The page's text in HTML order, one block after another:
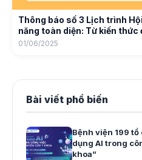
Thông báo số 3 Lịch trình
năng toàn diện: Từ kiến thức
01/06/2025
Bài viết phổ biến
Bệnh viện 199
dụng AI trong
khoa”